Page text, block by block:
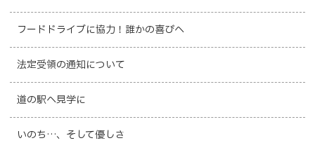
フードドライブに協力！誰かの喜びへ
法定受領の通知について
道の駅へ見学に
いのち…、そして優しさ